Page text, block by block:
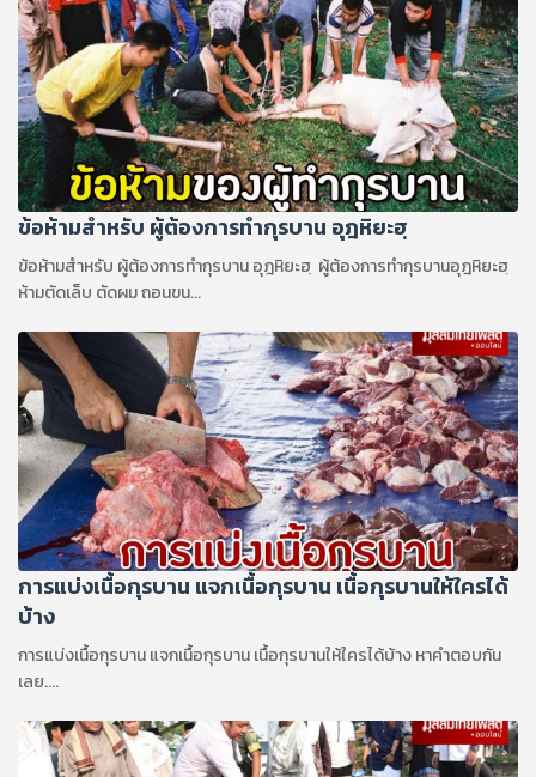
ข้อห้ามสำหรับ ผู้ต้องการทำกุรบาน อุฎหิยะฮฺ
ข้อห้ามสำหรับ ผู้ต้องการทำกุรบาน อุฎหิยะฮฺ ผู้ต้องการทำกุรบานอุฎหิยะฮฺ
ห้ามตัดเล็บ ตัดผม ถอนขน...
การแบ่งเนื้อกุรบาน แจกเนื้อกุรบาน เนื้อกุรบานให้ใครได้
บ้าง
การแบ่งเนื้อกุรบาน แจกเนื้อกุรบาน เนื้อกุรบานให้ใครได้บ้าง หาคำตอบกัน
เลย....